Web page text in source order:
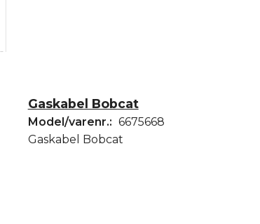
Gaskabel Bobcat
Model/varenr.: 6675668
Gaskabel Bobcat